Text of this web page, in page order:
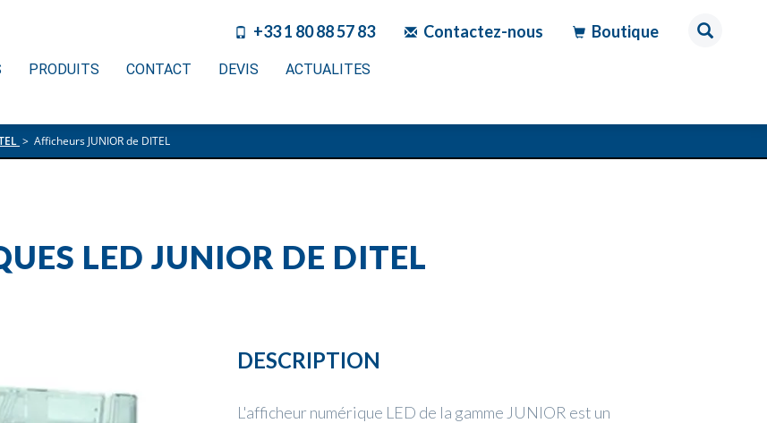
+33 1 80 88 57 83 Contactez-nous Boutique
PRODUITS CONTACT DEVIS ACTUALITES
> Afficheurs JUNIOR de DITEL
LED JUNIOR DE DITEL
DESCRIPTION
L'afficheur numérique LED de la gamme JUNIOR est un